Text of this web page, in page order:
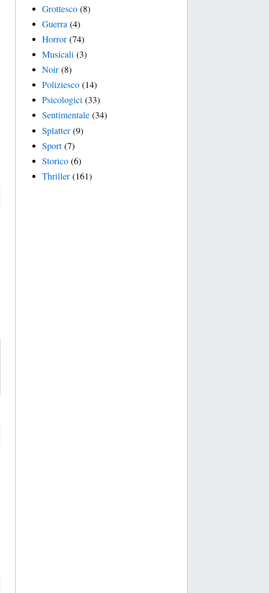
Grottesco (8)
Guerra (4)
Horror (74)
Musicali (3)
Noir (8)
Poliziesco (14)
Psicologici (33)
Sentimentale (34)
Splatter (9)
Sport (7)
Storico (6)
Thriller (161)